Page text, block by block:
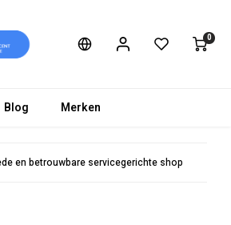
0
Blog Merken
en betrouwbare servicegerichte shop